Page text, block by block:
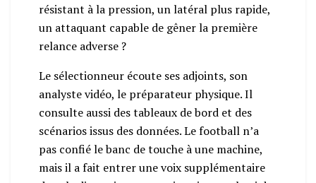
résistant à la pression, un latéral plus rapide,
un attaquant capable de gêner la première
relance adverse ?
Le sélectionneur écoute ses adjoints, son
analyste vidéo, le préparateur physique. Il
consulte aussi des tableaux de bord et des
scénarios issus des données. Le football n’a
pas confié le banc de touche à une machine,
mais il a fait entrer une voix supplémentaire